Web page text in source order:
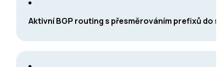
Aktivní BGP routing s přesměrováním prefixů do